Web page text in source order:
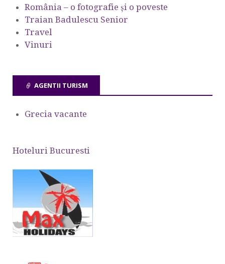
România – o fotografie şi o poveste
Traian Badulescu Senior
Travel
Vinuri
AGENTII TURISM
Grecia vacante
Hoteluri Bucuresti